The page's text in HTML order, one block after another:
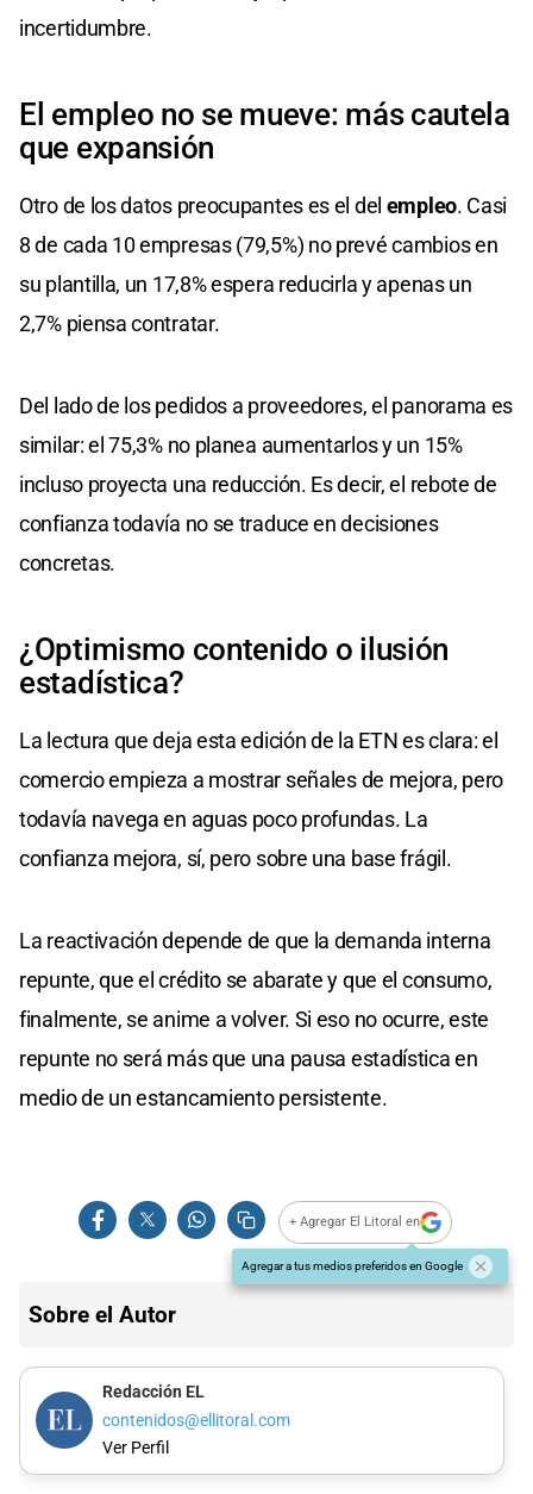
incertidumbre.
El empleo no se mueve: más cautela
que expansión
Otro de los datos preocupantes es el del empleo. Casi
8 de cada 10 empresas (79,5%) no prevé cambios en
su plantilla, un 17,8% espera reducirla y apenas un
2,7% piensa contratar.
Del lado de los pedidos a proveedores, el panorama es
similar: el 75,3% no planea aumentarlos y un 15%
incluso proyecta una reducción. Es decir, el rebote de
confianza todavía no se traduce en decisiones
concretas.
¿Optimismo contenido o ilusión
estadística?
La lectura que deja esta edición de la ETN es clara: el
comercio empieza a mostrar señales de mejora, pero
todavía navega en aguas poco profundas. La
confianza mejora, sí, pero sobre una base frágil.
La reactivación depende de que la demanda interna
repunte, que el crédito se abarate y que el consumo,
finalmente, se anime a volver. Si eso no ocurre, este
repunte no será más que una pausa estadística en
medio de un estancamiento persistente.
+ Agregar El Litoral en
Agregar a tus medios preferidos en Google
Sobre el Autor
Redacción EL
contenidos@ellitoral.com
Ver Perfil